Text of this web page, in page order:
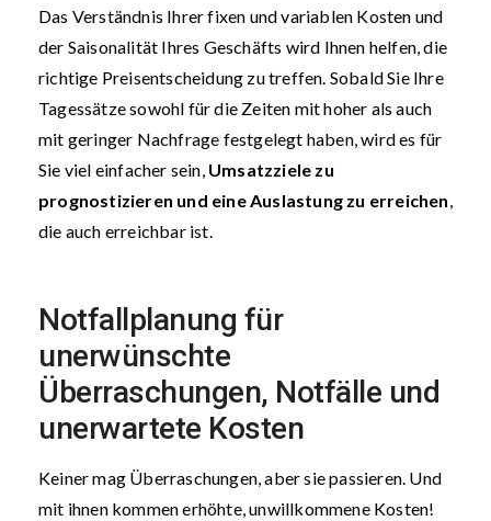
Das Verständnis Ihrer fixen und variablen Kosten und
der Saisonalität Ihres Geschäfts wird Ihnen helfen, die
richtige Preisentscheidung zu treffen. Sobald Sie Ihre
Tagessätze sowohl für die Zeiten mit hoher als auch
mit geringer Nachfrage festgelegt haben, wird es für
Sie viel einfacher sein, Umsatzziele zu
prognostizieren und eine Auslastung zu erreichen,
die auch erreichbar ist.
Notfallplanung für
unerwünschte
Überraschungen, Notfälle und
unerwartete Kosten
Keiner mag Überraschungen, aber sie passieren. Und
mit ihnen kommen erhöhte, unwillkommene Kosten!